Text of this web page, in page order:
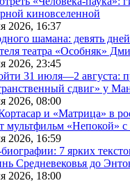
киновселенной
2026, 16:37
шамана: девять
театра «Особняк»
2026, 23:45
31 июля—2 августа:
сдвиг» у
2026, 08:00
и «Матрица» в
мультфильм «Непокой»
2026, 16:59
7 ярких
Средневековья до
2026, 18:00